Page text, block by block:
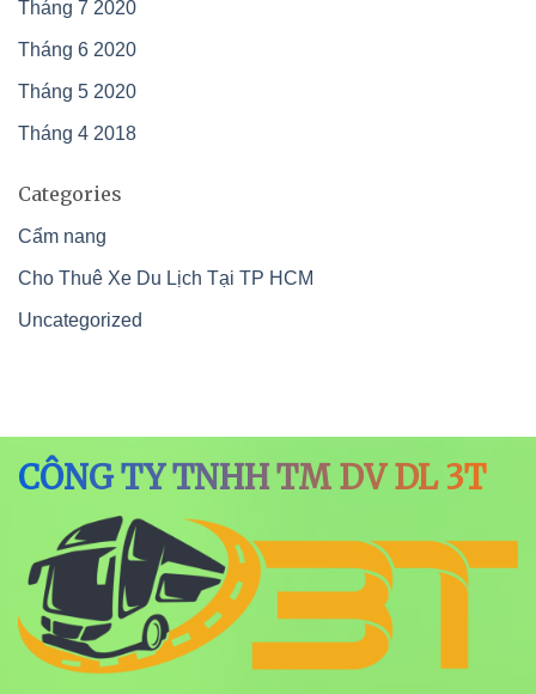
Tháng 7 2020
Tháng 6 2020
Tháng 5 2020
Tháng 4 2018
Categories
Cẩm nang
Cho Thuê Xe Du Lịch Tại TP HCM
Uncategorized
CÔNG TY TNHH TM DV DL 3T